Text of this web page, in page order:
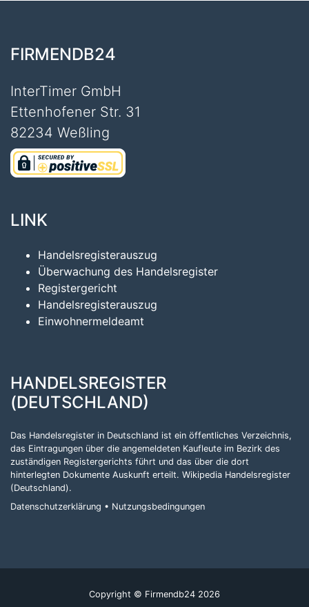
FIRMENDB24
InterTimer GmbH
Ettenhofener Str. 31
82234 Weßling
LINK
Handelsregisterauszug
Überwachung des Handelsregister
Registergericht
Handelsregisterauszug
Einwohnermeldeamt
HANDELSREGISTER
(DEUTSCHLAND)
Das Handelsregister in Deutschland ist ein öffentliches Verzeichnis,
das Eintragungen über die angemeldeten Kaufleute im Bezirk des
zuständigen Registergerichts führt und das über die dort
hinterlegten Dokumente Auskunft erteilt. Wikipedia Handelsregister
(Deutschland).
Datenschutzerklärung • Nutzungsbedingungen
Copyright © Firmendb24 2026